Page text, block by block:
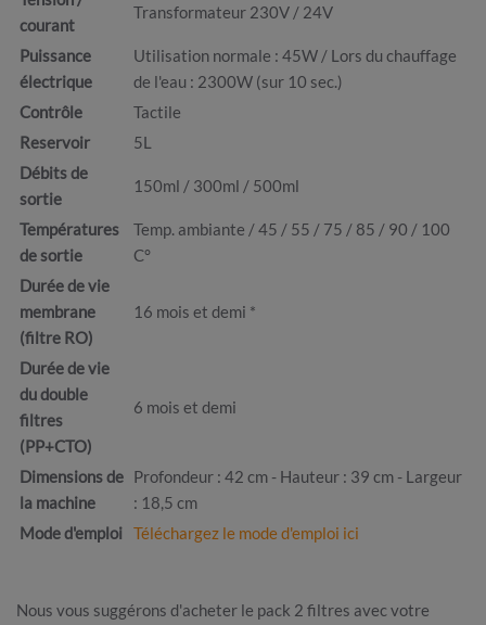
courant
Transformateur 230V / 24V
Puissance
électrique
Utilisation normale : 45W / Lors du chauffage
de l'eau : 2300W (sur 10 sec.)
Contrôle
Tactile
Reservoir
5L
Débits de
sortie
150ml / 300ml / 500ml
Températures
de sortie
Temp. ambiante / 45 / 55 / 75 / 85 / 90 / 100
C°
Durée de vie
membrane
(filtre RO)
16 mois et demi *
Durée de vie
du double
filtres
(PP+CTO)
6 mois et demi
Dimensions de
la machine
Profondeur : 42 cm - Hauteur : 39 cm - Largeur
: 18,5 cm
Mode d'emploi Téléchargez le mode d'emploi ici
Nous vous suggérons d'acheter le pack 2 filtres avec votre